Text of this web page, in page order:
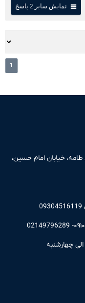
نمایش سایر 2 پاسخ
1
طامه، خیابان امام حسین،